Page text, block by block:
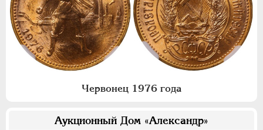
Червонец 1976 года
Аукционный Дом «Александр»